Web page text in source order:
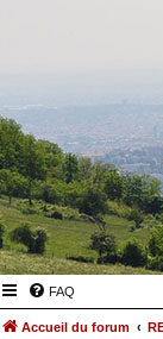
FAQ
Accueil du forum